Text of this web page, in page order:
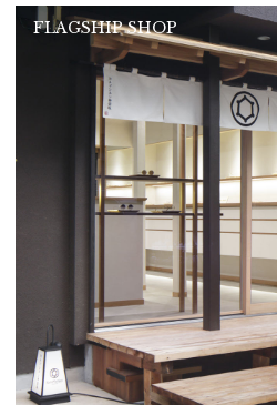
FLAGSHIP SHOP